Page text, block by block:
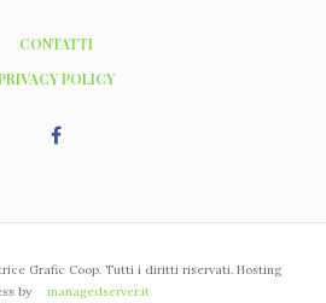
CONTATTI
POLICY
Grafic Coop. Tutti i diritti riservati. Hosting
by
managedserver.it